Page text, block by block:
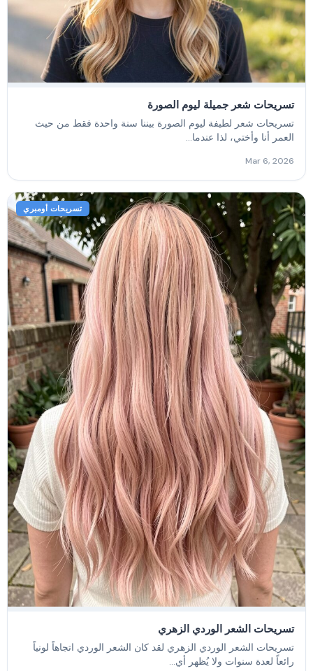
تسريحات شعر جميلة ليوم الصورة
تسريحات شعر لطيفة ليوم الصورة بيننا سنة واحدة فقط من حيث
العمر أنا وأختي، لذا عندما...
Mar 6, 2026
تسريحات أومبري
تسريحات الشعر الوردي الزهري
تسريحات الشعر الوردي الزهري لقد كان الشعر الوردي اتجاهاً لونياً
رائعاً لعدة سنوات ولا يُظهر أي...